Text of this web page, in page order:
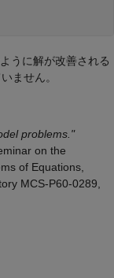
うに解が改善される
ません。
problems."
on the
of Equations,
MCS-P60-0289,